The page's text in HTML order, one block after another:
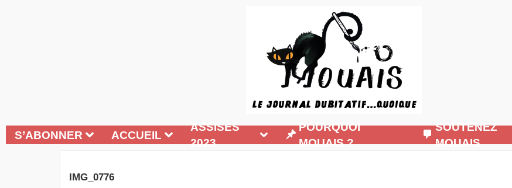
S’ABONNER ACCUEIL
ASSISES
2023
POURQUOI
MOUAIS ?
SOUTENEZ
MOUAIS
IMG_0776